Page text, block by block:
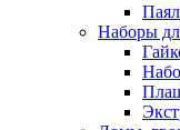
Наборы